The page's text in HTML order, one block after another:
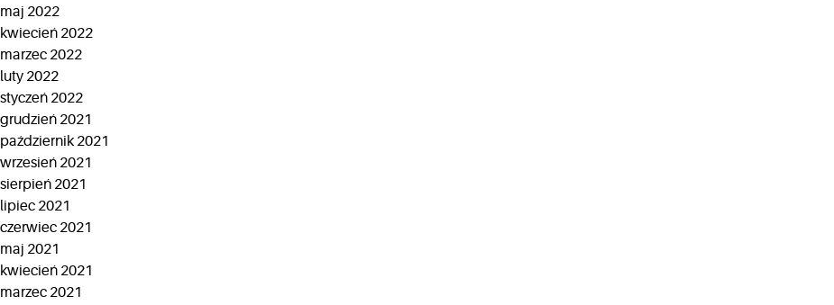
maj 2022
kwiecień 2022
marzec 2022
luty 2022
styczeń 2022
grudzień 2021
październik 2021
wrzesień 2021
sierpień 2021
lipiec 2021
czerwiec 2021
maj 2021
kwiecień 2021
marzec 2021